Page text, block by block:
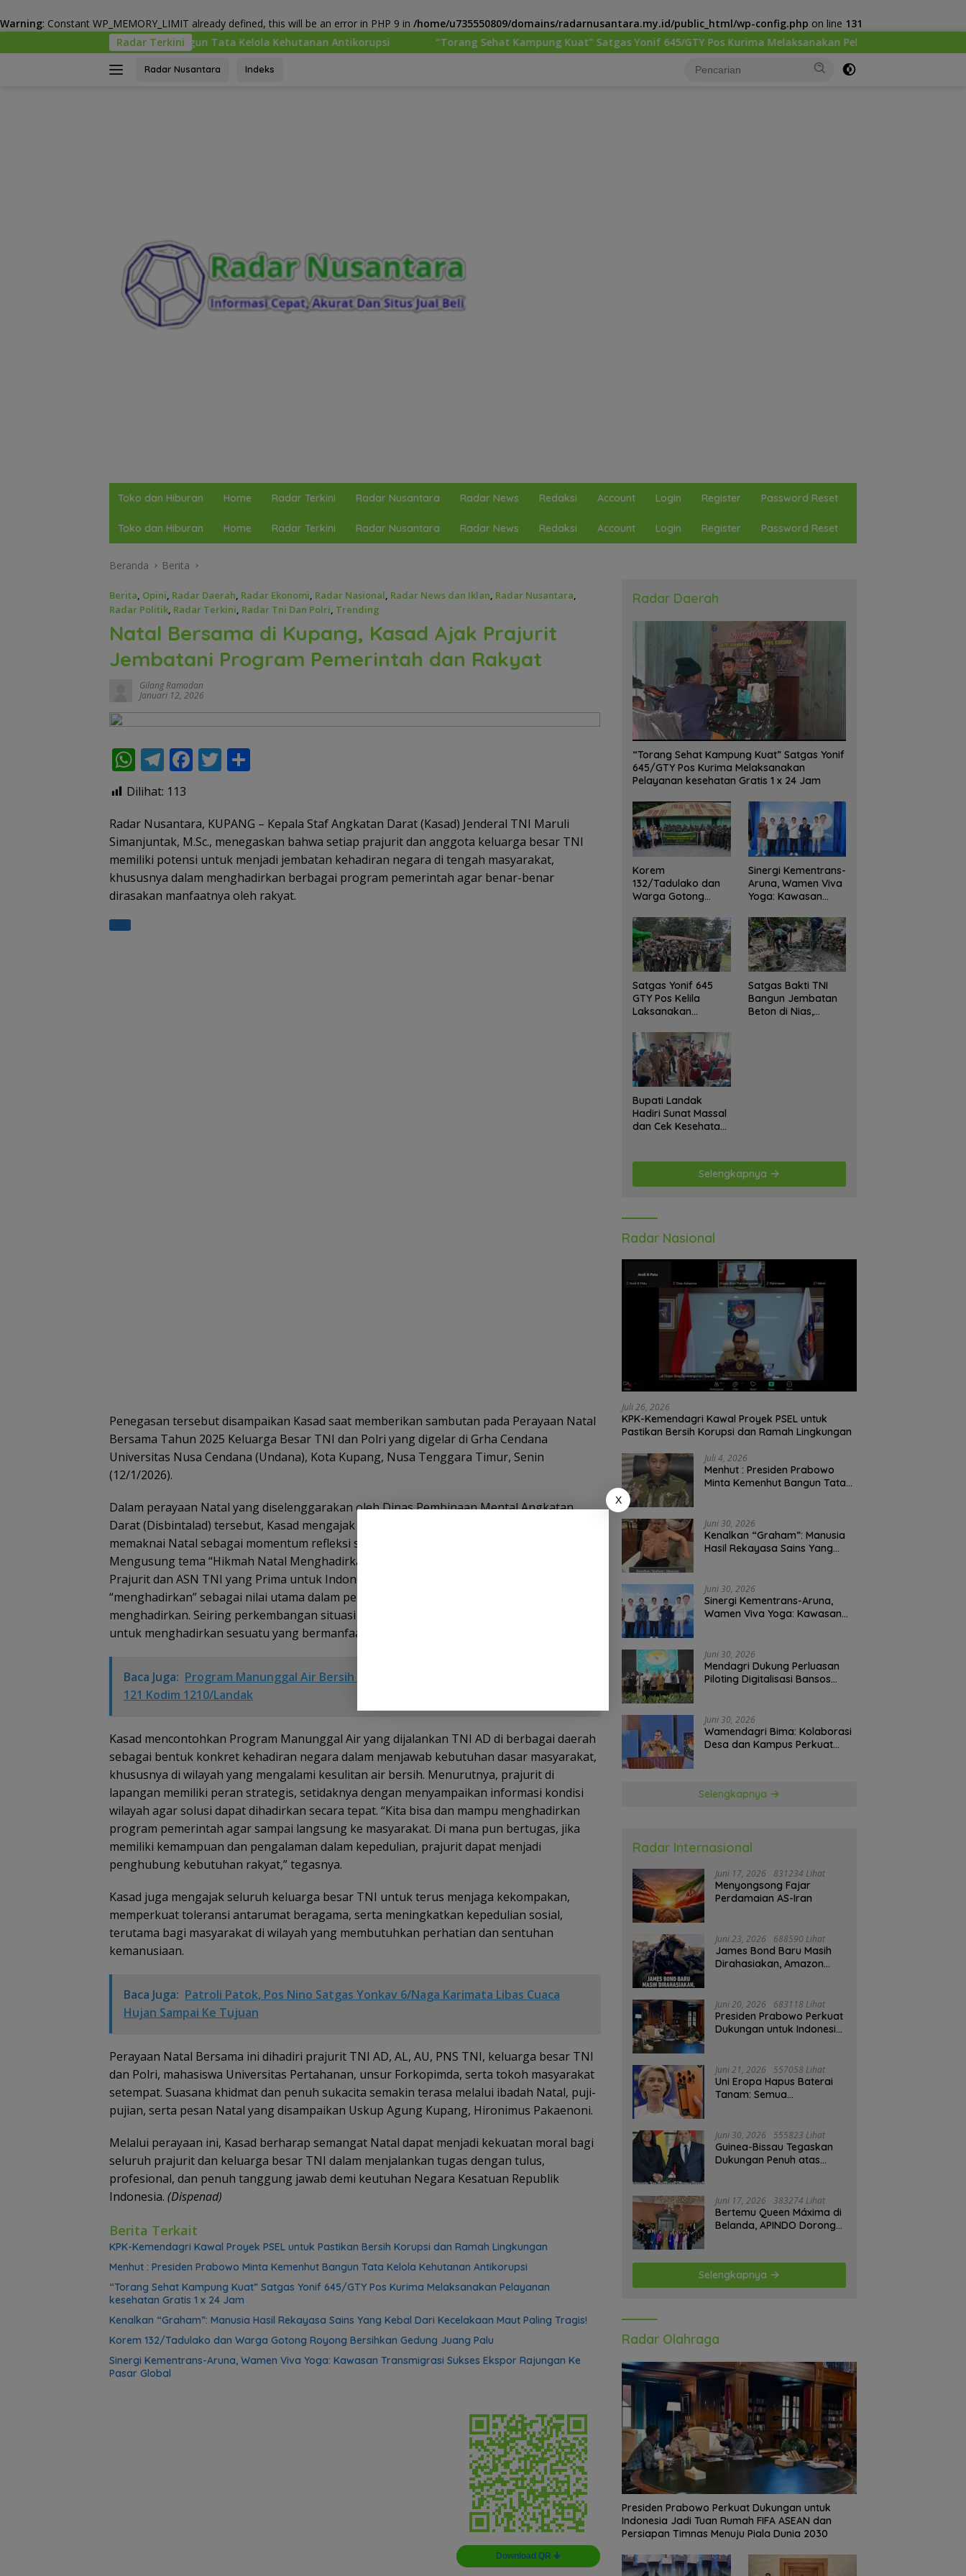
Warning: Constant WP_MEMORY_LIMIT already defined, this will be an error in PHP 9 in /home/u735550809/domains/radarnusantara.my.id/public_html/wp-config.php on line 131
ke
Radar Terkini
Bangun Tata Kelola Kehutanan Antikorupsi “Torang Sehat Kampung Kuat” Satgas Yonif 645/GTY Pos Kurima Melaksanakan Pelayanan kesehatan Gratis 1 x 24 Jam
Radar Nusantara Indeks
Toko dan Hiburan Home Radar Terkini Radar Nusantara Radar News Redaksi Account Login Register Password Reset
Toko dan Hiburan Home Radar Terkini Radar Nusantara Radar News Redaksi Account Login Register Password Reset
Beranda Berita
Berita, Opini, Radar Daerah, Radar Ekonomi, Radar Nasional, Radar News dan Iklan, Radar Nusantara,
Radar Politik, Radar Terkini, Radar Tni Dan Polri, Trending
Natal Bersama di Kupang, Kasad Ajak Prajurit
Jembatani Program Pemerintah dan Rakyat
Gilang Ramadan
Januari 12, 2026
W
h
at
s
A
p
p
T
el
e
gr
a
m
F
b
o
o
k
T
er e
Dilihat: 113
Radar Nusantara, KUPANG – Kepala Staf Angkatan Darat (Kasad) Jenderal TNI Maruli
Simanjuntak, M.Sc., menegaskan bahwa setiap prajurit dan anggota keluarga besar TNI
memiliki potensi untuk menjadi jembatan kehadiran negara di tengah masyarakat,
khususnya dalam menghadirkan berbagai program pemerintah agar benar-benar
dirasakan manfaatnya oleh rakyat.
Penegasan tersebut disampaikan Kasad saat memberikan sambutan pada Perayaan Natal
Bersama Tahun 2025 Keluarga Besar TNI dan Polri yang digelar di Grha Cendana
Universitas Nusa Cendana (Undana), Kota Kupang, Nusa Tenggara Timur, Senin
(12/1/2026).
Dalam perayaan Natal yang diselenggarakan oleh Dinas Pembinaan Mental Angkatan
Darat (Disbintalad) tersebut, Kasad mengajak seluruh prajurit dan ASN TNI untuk
memaknai Natal sebagai momentum refleksi sekaligus panggilan pengabdian.
Mengusung tema “Hikmah Natal Menghadirkan Suka Cita dan Damai Sejahtera kepada
Prajurit dan ASN TNI yang Prima untuk Indonesia”, Kasad menekankan makna kata
“menghadirkan” sebagai nilai utama dalam pengabdian. “Saya suka dengan kata
menghadirkan. Seiring perkembangan situasi dan zaman, kita ternyata punya potensi
untuk menghadirkan sesuatu yang bermanfaat bagi masyarakat,” ujar Kasad.
Baca Juga: Program Manunggal Air Bersih Dan Pipanisasi Melalui Kegiatan TMMD Ke
121 Kodim 1210/Landak
Kasad mencontohkan Program Manunggal Air yang dijalankan TNI AD di berbagai daerah
sebagai bentuk konkret kehadiran negara dalam menjawab kebutuhan dasar masyarakat,
khususnya di wilayah yang mengalami kesulitan air bersih. Menurutnya, prajurit di
lapangan memiliki peran strategis, setidaknya dengan menyampaikan informasi kondisi
wilayah agar solusi dapat dihadirkan secara tepat. “Kita bisa dan mampu menghadirkan
program pemerintah agar sampai langsung ke masyarakat. Di mana pun bertugas, jika
memiliki kemampuan dan pengalaman dalam kepedulian, prajurit dapat menjadi
penghubung kebutuhan rakyat,” tegasnya.
Kasad juga mengajak seluruh keluarga besar TNI untuk terus menjaga kekompakan,
memperkuat toleransi antarumat beragama, serta meningkatkan kepedulian sosial,
terutama bagi masyarakat di wilayah yang membutuhkan perhatian dan sentuhan
kemanusiaan.
Baca Juga: Patroli Patok, Pos Nino Satgas Yonkav 6/Naga Karimata Libas Cuaca
Hujan Sampai Ke Tujuan
Perayaan Natal Bersama ini dihadiri prajurit TNI AD, AL, AU, PNS TNI, keluarga besar TNI
dan Polri, mahasiswa Universitas Pertahanan, unsur Forkopimda, serta tokoh masyarakat
setempat. Suasana khidmat dan penuh sukacita semakin terasa melalui ibadah Natal, puji-
pujian, serta pesan Natal yang disampaikan Uskup Agung Kupang, Hironimus Pakaenoni.
Melalui perayaan ini, Kasad berharap semangat Natal dapat menjadi kekuatan moral bagi
seluruh prajurit dan keluarga besar TNI dalam menjalankan tugas dengan tulus,
profesional, dan penuh tanggung jawab demi keutuhan Negara Kesatuan Republik
Indonesia. (Dispenad)
Berita Terkait
KPK-Kemendagri Kawal Proyek PSEL untuk Pastikan Bersih Korupsi dan Ramah Lingkungan
Menhut : Presiden Prabowo Minta Kemenhut Bangun Tata Kelola Kehutanan Antikorupsi
“Torang Sehat Kampung Kuat” Satgas Yonif 645/GTY Pos Kurima Melaksanakan Pelayanan
kesehatan Gratis 1 x 24 Jam
Kenalkan “Graham”: Manusia Hasil Rekayasa Sains Yang Kebal Dari Kecelakaan Maut Paling Tragis!
Korem 132/Tadulako dan Warga Gotong Royong Bersihkan Gedung Juang Palu
Sinergi Kementrans-Aruna, Wamen Viva Yoga: Kawasan Transmigrasi Sukses Ekspor Rajungan Ke
Pasar Global
Download QR 🠋
Radar Daerah
“Torang Sehat Kampung Kuat” Satgas Yonif
645/GTY Pos Kurima Melaksanakan
Pelayanan kesehatan Gratis 1 x 24 Jam
Korem
132/Tadulako dan
Warga Gotong
Gedung Juang Palu
Sinergi Kementrans-
Aruna, Wamen Viva
Yoga: Kawasan
Sukses Ekspor
Rajungan Ke Pasar
Global
Satgas Yonif 645
GTY Pos Kelila
Laksanakan
Anjangsana
Ketempat Tokoh
Adat dan Lurah
Satgas Bakti TNI
Bangun Jembatan
Beton di Nias,
Bupati Landak
Hadiri Sunat Massal
dan Cek Kesehatan
Kegiatan
Selengkapnya
Radar Nasional
Juli 26, 2026
KPK-Kemendagri Kawal Proyek PSEL untuk
Pastikan Bersih Korupsi dan Ramah Lingkungan
Juli 4, 2026
Menhut : Presiden Prabowo
Minta Kemenhut Bangun Tata
Juni 30, 2026
Kenalkan “Graham”: Manusia
Hasil Rekayasa Sains Yang
Juni 30, 2026
Sinergi Kementrans-Aruna,
Wamen Viva Yoga: Kawasan
Juni 30, 2026
Mendagri Dukung Perluasan
Piloting Digitalisasi Bansos
Juni 30, 2026
Wamendagri Bima: Kolaborasi
Desa dan Kampus Perkuat
Selengkapnya
Radar Internasional
Juni 17, 2026 831234 Lihat
Menyongsong Fajar
Perdamaian AS-Iran
Juni 23, 2026 688590 Lihat
James Bond Baru Masih
Dirahasiakan, Amazon
Juni 20, 2026 683118 Lihat
Presiden Prabowo Perkuat
Dukungan untuk Indonesia
Timnas Menuju Piala Dunia
2030
Juni 21, 2026 557058 Lihat
Uni Eropa Hapus Baterai
Tanam: Semua
Juni 30, 2026 555823 Lihat
Guinea-Bissau Tegaskan
Dukungan Penuh atas
Juni 17, 2026 383274 Lihat
Bertemu Queen Máxima di
Belanda, APINDO Dorong
Selengkapnya
Radar Olahraga
Presiden Prabowo Perkuat Dukungan untuk
Indonesia Jadi Tuan Rumah FIFA ASEAN dan
Persiapan Timnas Menuju Piala Dunia 2030
X